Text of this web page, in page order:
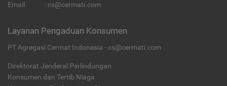
Email
: cs@cermati.com
Layanan Pengaduan Konsumen
PT Agregasi Cermat Indonesia - cs@cermati.com
Direktorat Jenderal Perlindungan
Konsumen dan Tertib Niaga